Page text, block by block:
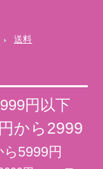
送料
999円以下
から2999
5999円